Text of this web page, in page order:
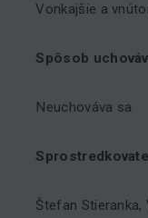
Vonkajšie a
Spôsob
Neuchováva sa
Štefan